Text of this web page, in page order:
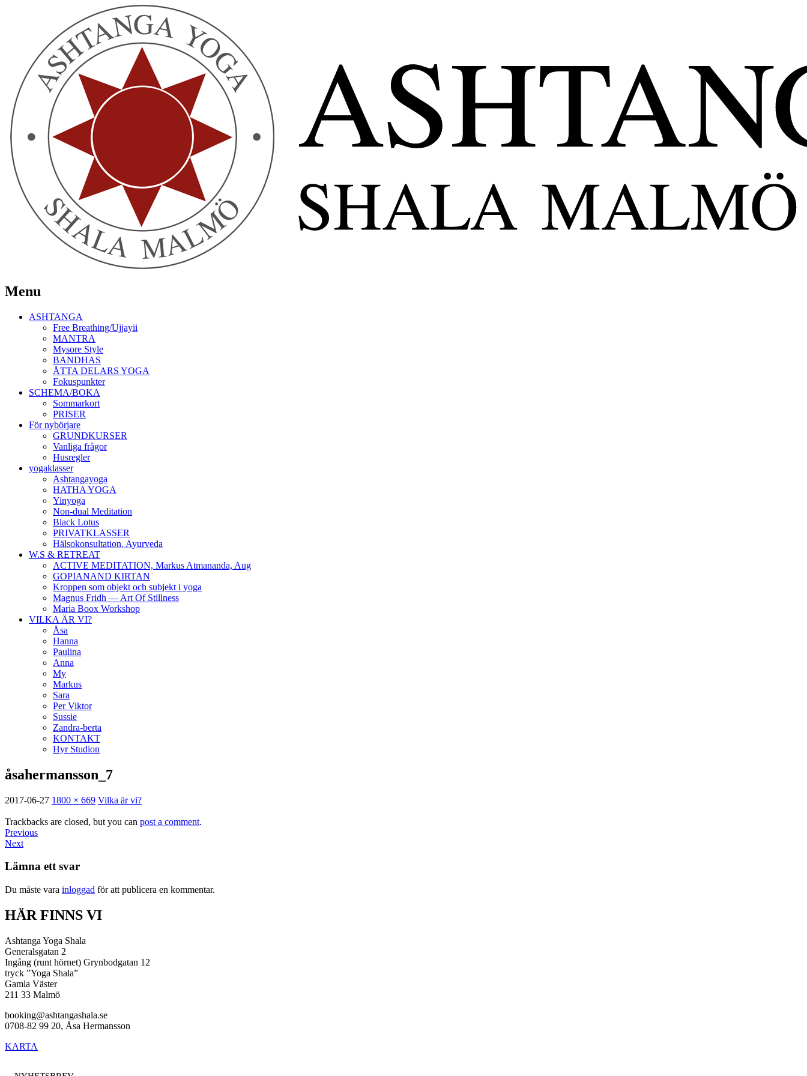
Ashtanga Yoga Shala Malmö
Yoga Malmö
Menu
Skip
ASHTANGA
Free Breathing/Ujjayii
MANTRA
Mysore Style
BANDHAS
ÅTTA DELARS YOGA
Fokuspunkter
SCHEMA/BOKA
Sommarkort
PRISER
För nybörjare
GRUNDKURSER
Vanliga frågor
Husregler
yogaklasser
Ashtangayoga
HATHA YOGA
Yinyoga
Non-dual Meditation
Black Lotus
PRIVATKLASSER
Hälsokonsultation, Ayurveda
W.S & RETREAT
ACTIVE MEDITATION, Markus Atmananda, Aug
GOPIANAND KIRTAN
Kroppen som objekt och subjekt i yoga
Magnus Fridh — Art Of Stillness
Maria Boox Workshop
VILKA ÄR VI?
Åsa
Hanna
Paulina
Anna
My
Markus
Sara
Per Viktor
Sussie
Zandra-berta
KONTAKT
Hyr Studion
åsahermansson_7
2017-06-27 1800 × 669 Vilka är vi?
Trackbacks are closed, but you can post a comment.
Previous
Next
Lämna ett svar
Du måste vara inloggad för att publicera en kommentar.
HÄR FINNS VI
Ashtanga Yoga Shala
Generalsgatan 2
Ingång (runt hörnet) Grynbodgatan 12
tryck ”Yoga Shala”
Gamla Väster
211 33 Malmö
booking@ashtangashala.se
0708-82 99 20, Åsa Hermansson
KARTA